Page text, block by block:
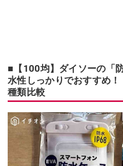
■【100均】ダイソーの「
水性しっかりでおすすめ
種類比較